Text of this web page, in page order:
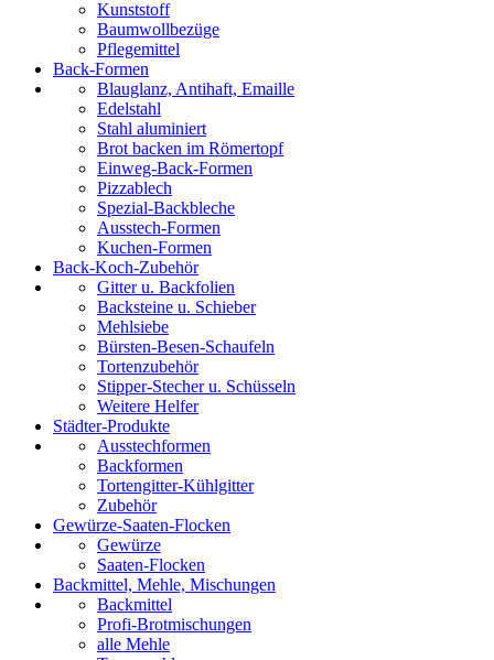
Kunststoff
Baumwollbezüge
Pflegemittel
Back-Formen
Blauglanz, Antihaft, Emaille
Edelstahl
Stahl aluminiert
Brot backen im Römertopf
Einweg-Back-Formen
Pizzablech
Spezial-Backbleche
Ausstech-Formen
Kuchen-Formen
Back-Koch-Zubehör
Gitter u. Backfolien
Backsteine u. Schieber
Mehlsiebe
Bürsten-Besen-Schaufeln
Tortenzubehör
Stipper-Stecher u. Schüsseln
Weitere Helfer
Städter-Produkte
Ausstechformen
Backformen
Tortengitter-Kühlgitter
Zubehör
Gewürze-Saaten-Flocken
Gewürze
Saaten-Flocken
Backmittel, Mehle, Mischungen
Backmittel
Profi-Brotmischungen
alle Mehle